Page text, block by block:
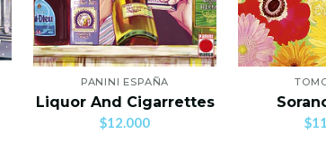
PANINI ESPAÑA
Liquor And Cigarrettes
$12.000